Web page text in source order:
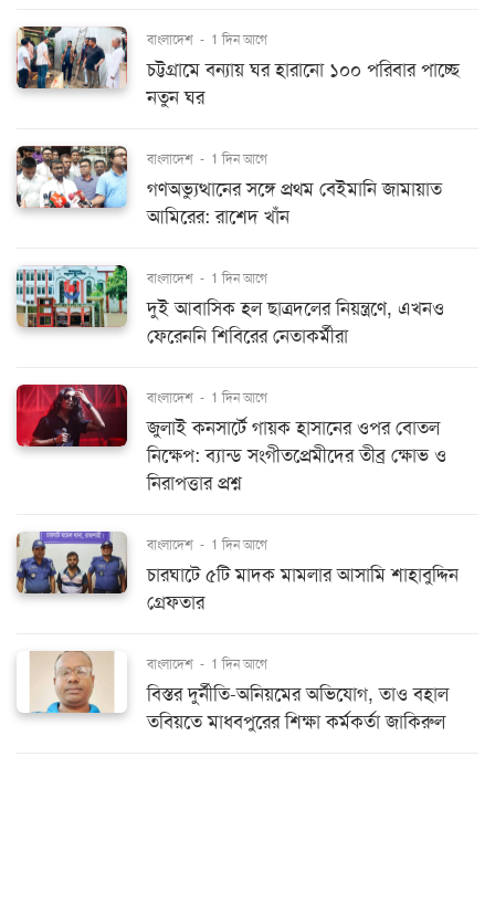
বাংলাদেশ - 1 দিন আগে
চট্টগ্রামে বন্যায় ঘর হারানো ১০০ পরিবার পাচ্ছে
নতুন ঘর
বাংলাদেশ - 1 দিন আগে
গণঅভ্যুত্থানের সঙ্গে প্রথম বেইমানি জামায়াত
আমিরের: রাশেদ খাঁন
বাংলাদেশ - 1 দিন আগে
দুই আবাসিক হল ছাত্রদলের নিয়ন্ত্রণে, এখনও
ফেরেননি শিবিরের নেতাকর্মীরা
বাংলাদেশ - 1 দিন আগে
জুলাই কনসার্টে গায়ক হাসানের ওপর বোতল
নিক্ষেপ: ব্যান্ড সংগীতপ্রেমীদের তীব্র ক্ষোভ ও
নিরাপত্তার প্রশ্ন
বাংলাদেশ - 1 দিন আগে
চারঘাটে ৫টি মাদক মামলার আসামি শাহাবুদ্দিন
গ্রেফতার
বাংলাদেশ - 1 দিন আগে
বিস্তর দুর্নীতি-অনিয়মের অভিযোগ, তাও বহাল
তবিয়তে মাধবপুরের শিক্ষা কর্মকর্তা জাকিরুল